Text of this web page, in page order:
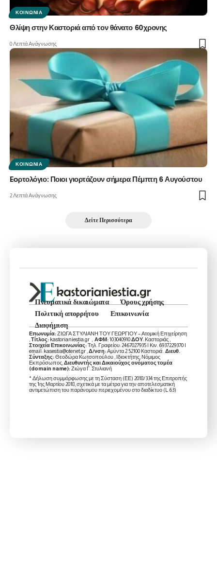
ΚΟΙΝΩΝΊΑ
Θλίψη στην Καστοριά από τον θάνατο 60χρονης
0 Λεπτά Ανάγνωσης
ΚΟΙΝΩΝΊΑ
Eoρτολόγιο: Ποιοι γιορτάζουν σήμερα Πέμπτη 6 Αυγούστου
2 Λεπτά Ανάγνωσης
Δείτε Περισσότερα
Πνευματικά δικαιώματα
Όρους χρήσης
Πολιτική απορρήτου
Επικοινωνία
Διαφήμιση
Επωνυμία:ΖΙΩΓΑ ΣΤΥΛΙΑΝΗ ΤΟΥ ΓΕΩΡΓΙΟΥ – Ατομική Επιχείρηση
Τίτλος: kastorianiestia.gr , ΑΦΜ:103040910ΔΟΥ: Καστοριάς ,
Στοιχεία Επικοινωνίας:Τηλ. Γραφείου: 2467027935 | Κιν. 6937229370 |
email: kasestia@otenet.gr , Δ/νση:Αμύντα 2 52100 Καστοριά . Διευθ.
Σύνταξης:Θεοδώρα Κωτσοπούλου , Ιδιοκτήτης, Νόμιμος
Εκπρόσωπος, Διευθυντής και Δικαιούχος ονόματος τομέα
(domain name):Ζιώγα Γ. Στυλιανή
* Δήλωση συμμόρφωσης με τη Σύσταση (ΕΕ) 2018/334 της Επιτροπής
της 1ης Μαρτίου 2018, σχετικά με τα μέτρα για την αποτελεσματική
αντιμετώπιση του παράνομου περιεχομένου στο διαδίκτυο (L 63)